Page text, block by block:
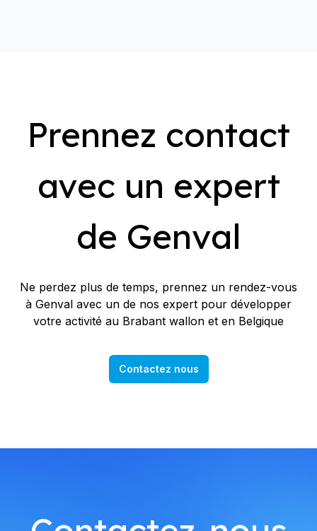
Prennez contact
avec un expert
de Genval
Ne perdez plus de temps, prennez un rendez-vous
à Genval avec un de nos expert pour développer
votre activité au Brabant wallon et en Belgique
Contactez nous